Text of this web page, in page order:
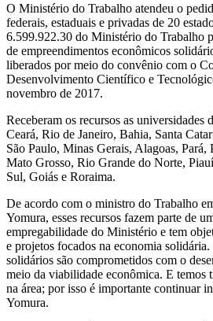
O Ministério do Trabalho atendeu o
federais, estaduais e privadas de 20
6.599.922.30 do Ministério do Trabalho
de empreendimentos econômicos
liberados por meio do convênio com o
Desenvolvimento Científico e
novembro de 2017.
Receberam os recursos as universidades
Ceará, Rio de Janeiro, Bahia, Santa
São Paulo, Minas Gerais, Alagoas, Pará,
Mato Grosso, Rio Grande do Norte,
Sul, Goiás e Roraima.
De acordo com o ministro do Trabalho
Yomura, esses recursos fazem parte de
empregabilidade do Ministério e tem
e projetos focados na economia
solidários são comprometidos com o
meio da viabilidade econômica. E temos
na área; por isso é importante continuar
Yomura.